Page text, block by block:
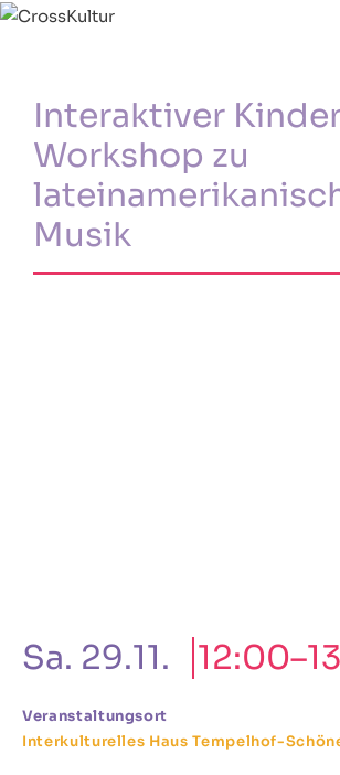
Interaktiver
Workshop zu
Musik
Sa. 29.11.
Veranstaltungsort
Interkulturelles Haus Tempelhof-